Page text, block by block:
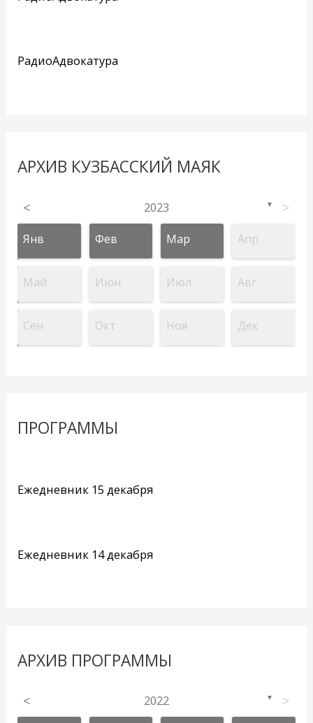
РадиоАдвокатура
АРХИВ КУЗБАССКИЙ МАЯК
< 2023 ▼ >
Янв Фев Мар Апр
Май Июн Июл Авг
Сен Окт Ноя Дек
ПРОГРАММЫ
Ежедневник 15 декабря
Ежедневник 14 декабря
АРХИВ ПРОГРАММЫ
< 2022 ▼ >